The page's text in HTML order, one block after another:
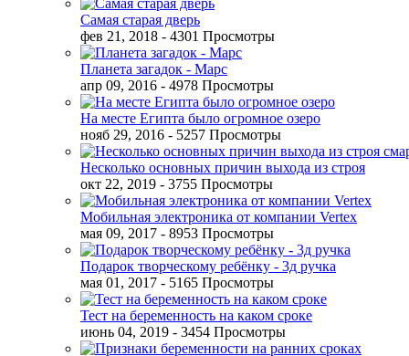
Самая старая дверь
фев 21, 2018 - 4301 Просмотры
Планета загадок - Марс
апр 09, 2016 - 4978 Просмотры
На месте Египта было огромное озеро
нояб 29, 2016 - 5257 Просмотры
Несколько основных причин выхода из строя
окт 22, 2019 - 3755 Просмотры
Мобильная электроника от компании Vertex
мая 09, 2017 - 8953 Просмотры
Подарок творческому ребёнку - 3д ручка
мая 01, 2017 - 5165 Просмотры
Тест на беременность на каком сроке
июнь 04, 2019 - 3454 Просмотры